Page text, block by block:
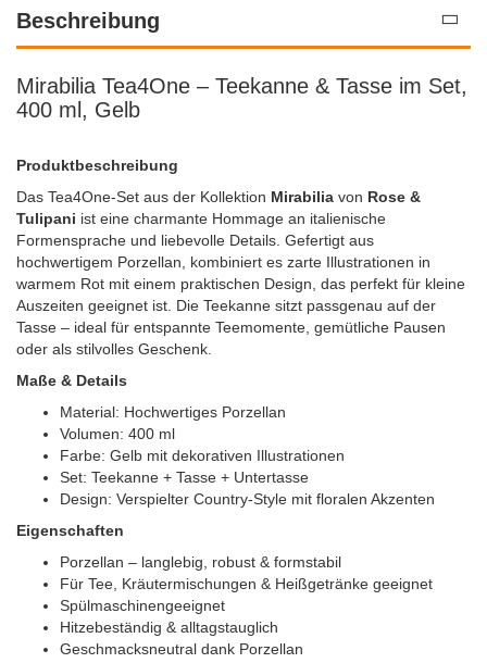
Beschreibung
Mirabilia Tea4One – Teekanne & Tasse im Set,
400 ml, Gelb
Produktbeschreibung
Das Tea4One-Set aus der Kollektion Mirabilia von Rose &
Tulipani ist eine charmante Hommage an italienische
Formensprache und liebevolle Details. Gefertigt aus
hochwertigem Porzellan, kombiniert es zarte Illustrationen in
warmem Rot mit einem praktischen Design, das perfekt für kleine
Auszeiten geeignet ist. Die Teekanne sitzt passgenau auf der
Tasse – ideal für entspannte Teemomente, gemütliche Pausen
oder als stilvolles Geschenk.
Maße & Details
Material: Hochwertiges Porzellan
Volumen: 400 ml
Farbe: Gelb mit dekorativen Illustrationen
Set: Teekanne + Tasse + Untertasse
Design: Verspielter Country-Style mit floralen Akzenten
Eigenschaften
Porzellan – langlebig, robust & formstabil
Für Tee, Kräutermischungen & Heißgetränke geeignet
Spülmaschinengeeignet
Hitzebeständig & alltagstauglich
Geschmacksneutral dank Porzellan